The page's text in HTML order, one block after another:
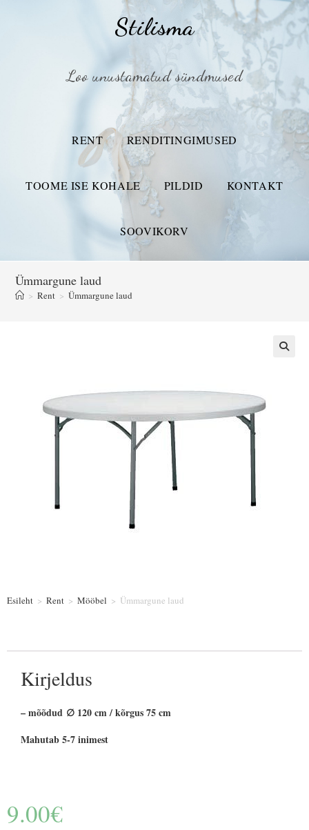
Stilisma
Loo unustamatud sündmused
RENT RENDITINGIMUSED
TOOME ISE KOHALE PILDID KONTAKT
SOOVIKORV
Ümmargune laud
> Rent > Ümmargune laud
Esileht > Rent > Mööbel > Ümmargune laud
Kirjeldus
– mõõdud ∅ 120 cm / kõrgus 75 cm
Mahutab 5-7 inimest
9.00€